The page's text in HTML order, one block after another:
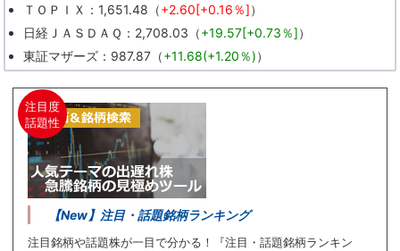
ＴＯＰＩＸ：1,651.48（+2.60[+0.16％]）
日経ＪＡＳＤＡＱ：2,708.03（+19.57[+0.73％]）
東証マザーズ：987.87（+11.68(+1.20％)）
注目度
話題性
【New】注目・話題銘柄ランキング
注目銘柄や話題株が一目で分かる！『注目・話題銘柄ランキン